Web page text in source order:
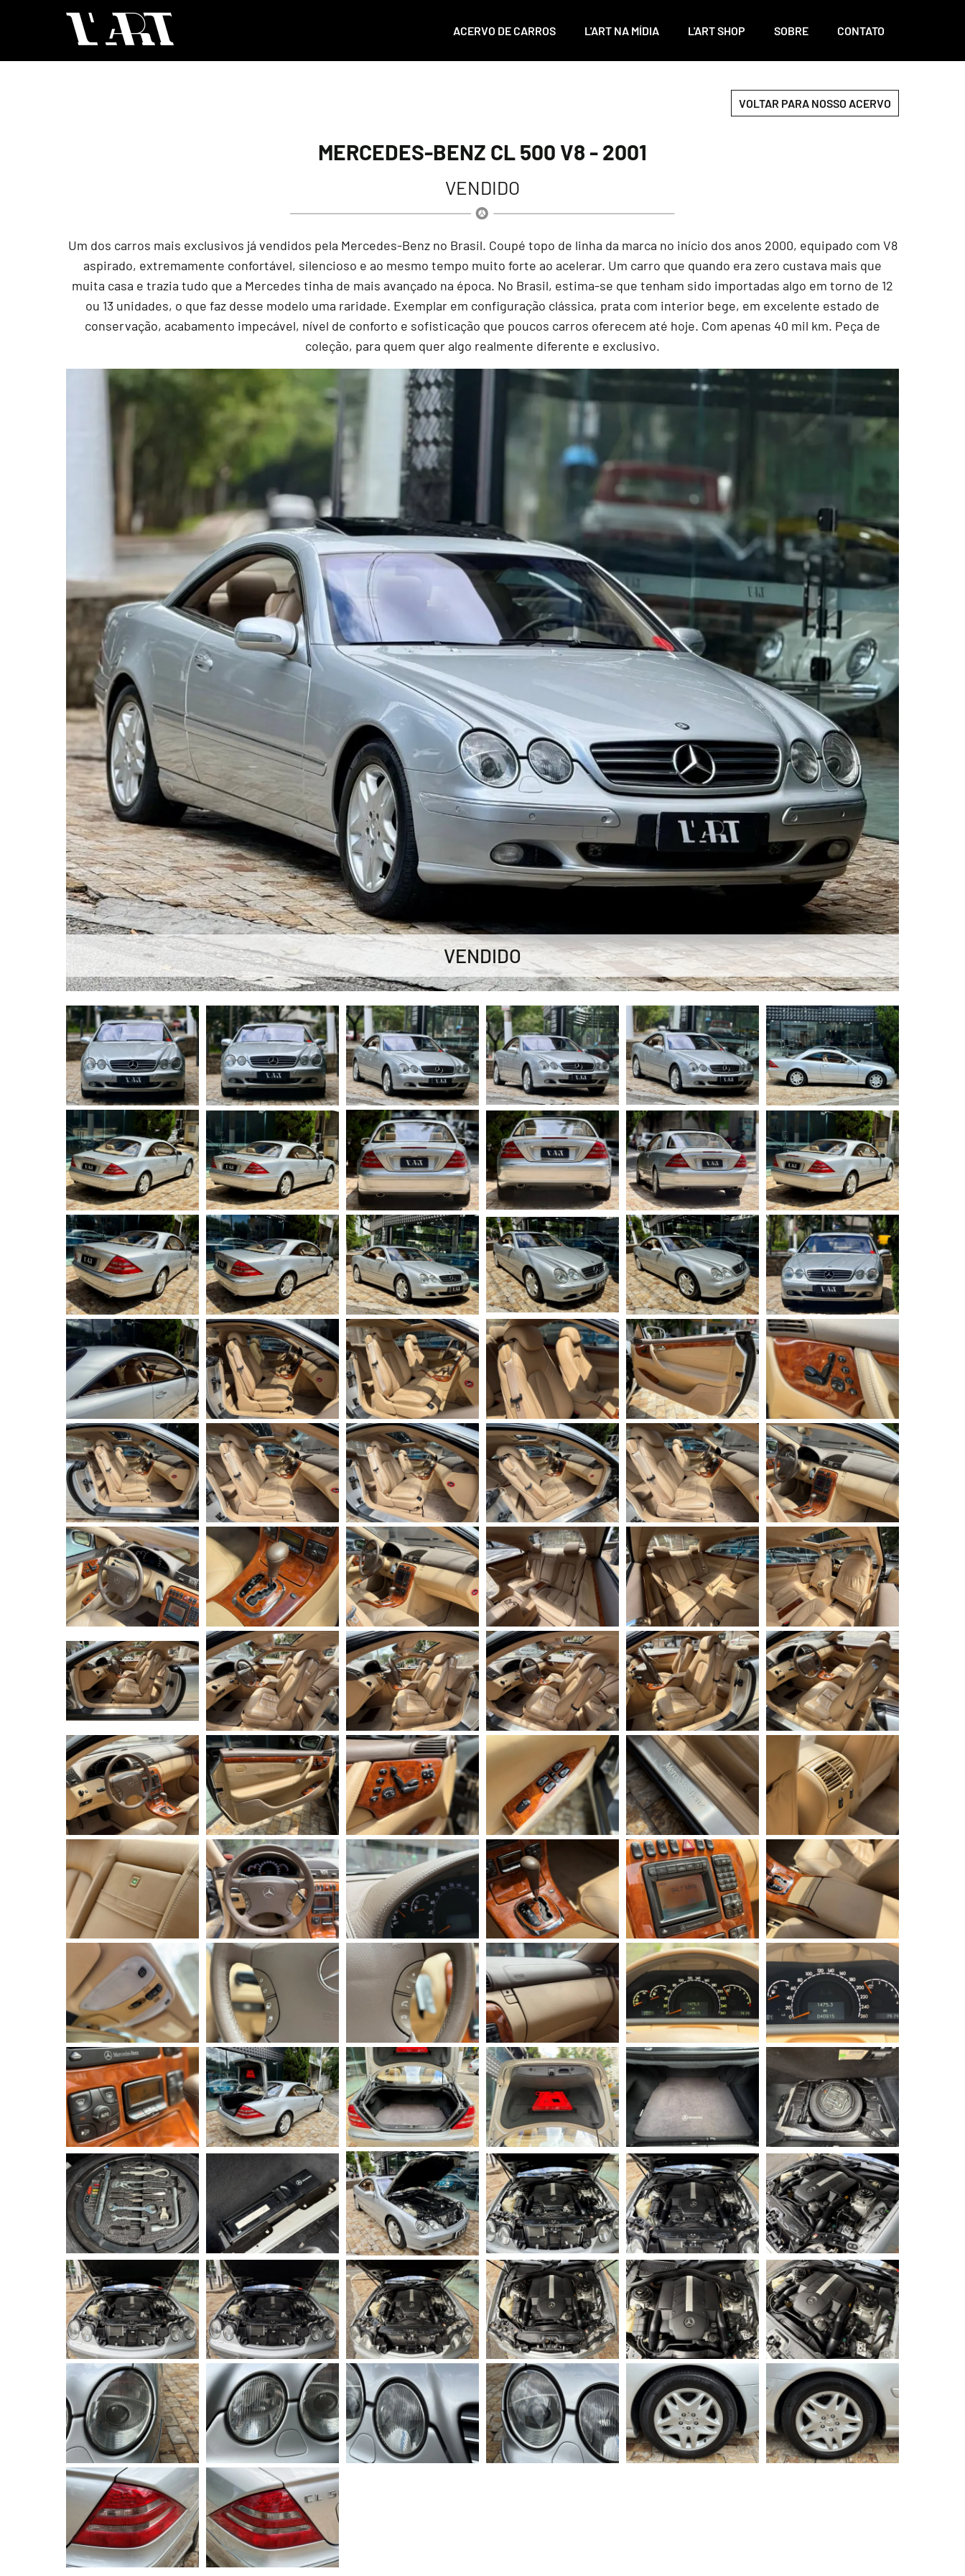
ACERVO DE CARROS L'ART NA MÍDIA L'ART SHOP SOBRE CONTATO
VOLTAR PARA NOSSO ACERVO
MERCEDES-BENZ CL 500 V8 - 2001
VENDIDO
Um dos carros mais exclusivos já vendidos pela Mercedes-Benz no Brasil. Coupé topo de linha da marca no início dos anos 2000, equipado com V8
aspirado, extremamente confortável, silencioso e ao mesmo tempo muito forte ao acelerar. Um carro que quando era zero custava mais que
muita casa e trazia tudo que a Mercedes tinha de mais avançado na época. No Brasil, estima-se que tenham sido importadas algo em torno de 12
ou 13 unidades, o que faz desse modelo uma raridade. Exemplar em configuração clássica, prata com interior bege, em excelente estado de
conservação, acabamento impecável, nível de conforto e sofisticação que poucos carros oferecem até hoje. Com apenas 40 mil km. Peça de
coleção, para quem quer algo realmente diferente e exclusivo.
VENDIDO